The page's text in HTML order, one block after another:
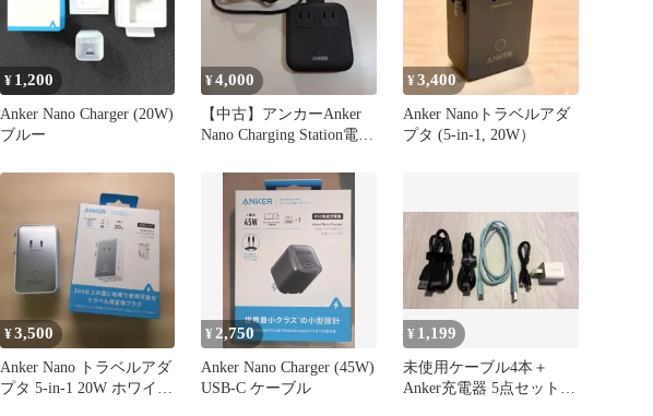
¥ 1,200
Anker Nano Charger (20W)
ブルー
¥4,000
【中古】アンカーAnker
Nano Charging Station電源
¥3,400
Anker Nanoトラベルアダ
プタ (5-in-1, 20W）
¥3,500
Anker Nano トラベルアダ
プタ 5-in-1 20W ホワイト
¥ 2,750
Anker Nano Charger (45W)
USB-C ケーブル
¥ 1,199
未使用ケーブル4本＋
Anker充電器 5点セット